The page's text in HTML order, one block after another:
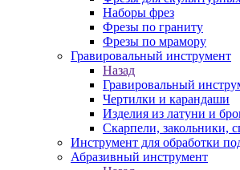
Наборы фрез
Фрезы по граниту
Фрезы по мрамору
Гравировальный инструмент
Назад
Гравировальный
Чертилки и карандаши
Изделия из латуни и
Скарпели, закольники,
Инструмент для обработки
Абразивный инструмент